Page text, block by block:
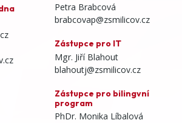
Petra Brabcová
brabcovap@zsmilicov.cz
Zástupce pro IT
Mgr. Jiří Blahout
blahoutj@zsmilicov.cz
Zástupce pro bilingvní
program
PhDr. Monika Líbalová